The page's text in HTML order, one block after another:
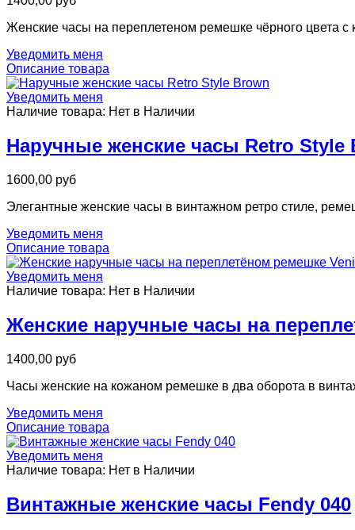
Женские часы на переплетеном ремешке чёрного цвета с
Уведомить меня
Описание товара
Уведомить меня
Наличие товара: Нет в Наличии
Наручные женские часы Retro Style
1600,00 руб
Элегантные женские часы в винтажном ретро стиле,
Уведомить меня
Описание товара
Уведомить меня
Наличие товара: Нет в Наличии
Женские наручные часы на
1400,00 руб
Часы женские на кожаном ремешке в два оборота в
Уведомить меня
Описание товара
Уведомить меня
Наличие товара: Нет в Наличии
Винтажные женские часы Fendy 040